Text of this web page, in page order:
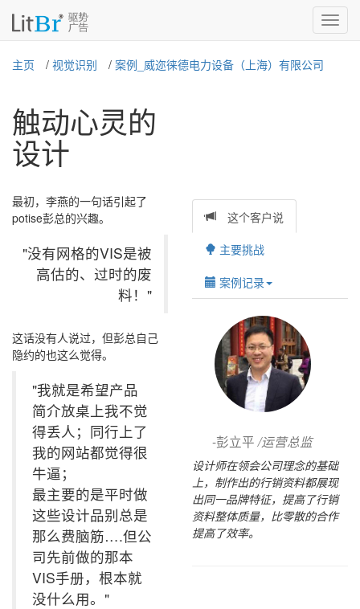
主页
/ 视觉识别 / 案例_威迩徕德电力设备（上海）有限公司
触动心灵的
设计
最初，李燕的一句话引起了
potise彭总的兴趣。
"没有网格的VIS是被
高估的、过时的废
料！"
这话没有人说过，但彭总自己
隐约的也这么觉得。
"我就是希望产品
简介放桌上我不觉
得丢人；同行上了
我的网站都觉得很
牛逼；
最主要的是平时做
这些设计品别总是
那么费脑筋….但公
司先前做的那本
VIS手册，根本就
没什么用。"
这个客户说
主要挑战
案例记录
-彭立平/运营总监
设计师在领会公司理念的基础
上，制作出的行销资料都展现
出同一品牌特征，提高了行销
资料整体质量，比零散的合作
提高了效率。